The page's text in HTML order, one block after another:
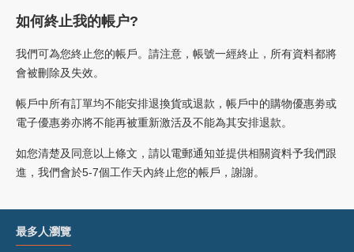
如何終止我的帳户?
我們可為您終止您的帳戶。請注意，帳號一經終止，所有資料都將
會被刪除及失效。
帳戶中所有訂單均不能安排退換貨或退款，帳戶中的購物優惠劵或
電子優惠劵亦將不能再被重新激活及不能為其安排退款。
如您清楚及同意以上條文，請以電郵通知並提供相關資料予我們跟
進，我們會於5-7個工作天內終止您的帳戶，謝謝。
最多人瀏覽